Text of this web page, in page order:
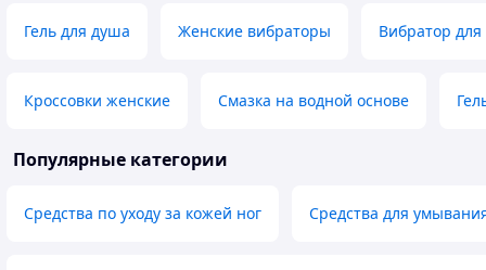
Гель для душа Женские вибраторы Вибратор для
Кроссовки женские Смазка на водной основе
Популярные категории
Средства по уходу за кожей ног Средства для